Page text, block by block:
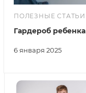
ПОЛЕЗНЫЕ СТАТЬИ
6 января 2025
Гардероб ребенка